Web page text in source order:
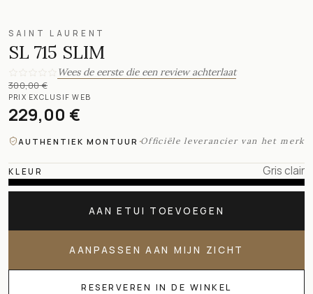
SAINT LAURENT
SL 715 SLIM
Wees de eerste die een review achterlaat
300,00 €
PRIX EXCLUSIF WEB
229,00 €
AUTHENTIEK MONTUUR ·Officiële leverancier van het merk
KLEUR Gris clair
AAN ETUI TOEVOEGEN
AANPASSEN AAN MIJN ZICHT
RESERVEREN IN DE WINKEL